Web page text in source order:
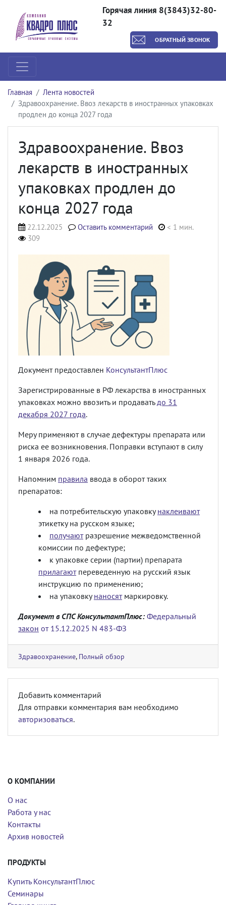
Горячая линия 8(3843)32-80-
32
ОБРАТНЫЙ ЗВОНОК
Главная
Лента новостей
Здравоохранение. Ввоз лекарств в иностранных упаковках
продлен до конца 2027 года
Здравоохранение. Ввоз
лекарств в иностранных
упаковках продлен до
конца 2027 года
22.12.2025 Оставить комментарий
< 1 мин.
309
Документ предоставлен КонсультантПлюс
Зарегистрированные в РФ лекарства в иностранных
упаковках можно ввозить и продаватьдо 31
декабря 2027 года.
Меру применяют в случае дефектуры препарата или
риска ее возникновения. Поправки вступают в силу
1 января 2026 года.
Напомним правила ввода в оборот таких
препаратов:
на потребительскую упаковкунаклеивают
этикетку на русском языке;
получаютразрешение межведомственной
комиссии по дефектуре;
к упаковке серии (партии) препарата
прилагаютпереведенную на русский язык
инструкцию по применению;
на упаковкунаносятмаркировку.
Документ в СПС КонсультантПлюс: Федеральный
закон от 15.12.2025 N 483-ФЗ
Здравоохранение, Полный обзор
Добавить комментарий
Для отправки комментария вам необходимо
авторизоваться.
О КОМПАНИИ
О нас
Работа у нас
Контакты
Архив новостей
ПРОДУКТЫ
Купить КонсультантПлюс
Семинары